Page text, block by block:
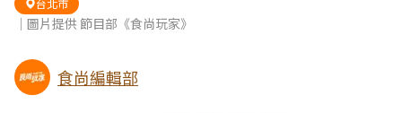
台北市
｜圖片提供 節目部《食尚玩家》
食尚編輯部